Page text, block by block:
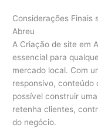
Considerações Finais
Abreu
A Criação de site em
essencial para
mercado local. Com
responsivo, conteúdo
possível construir
retenha clientes,
do negócio.